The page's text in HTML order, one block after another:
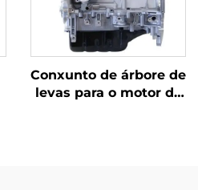
Conxunto de árbore de
levas para o motor de